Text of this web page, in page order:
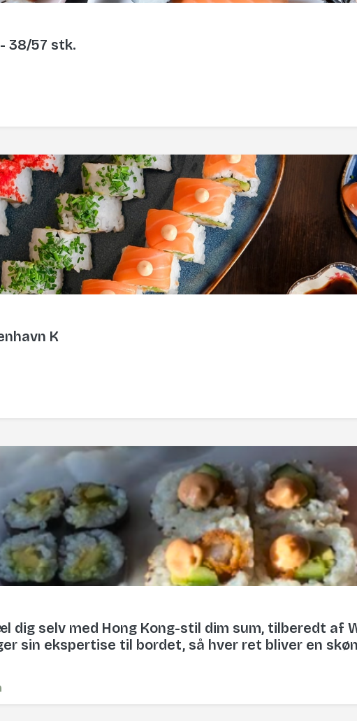
Luksussushi fra Koryu - 38/57 stk.
K
dig selv med Hong Kong-stil dim sum, tilberedt af
sin ekspertise til bordet, så hver ret bliver en